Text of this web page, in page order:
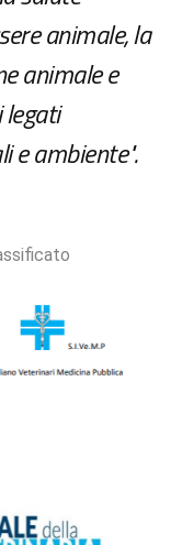
animale, la
animale e
e ambiente".